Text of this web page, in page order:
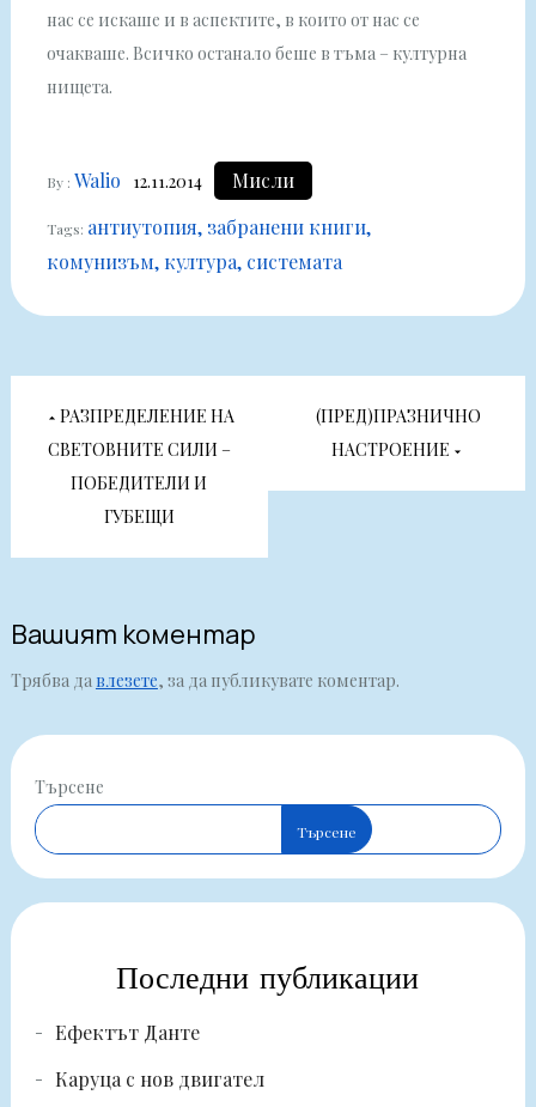
нас се искаше и в аспектите, в които от нас се
очакваше. Всичко останало беше в тъма – културна
нищета.
By : Walio 12.11.2014 Мисли
Tags: антиутопия забранени книги
комунизъм култура системата
Навигация
РАЗПРЕДЕЛЕНИЕ НА
СВЕТОВНИТЕ СИЛИ –
ПОБЕДИТЕЛИ И
ГУБЕЩИ
(ПРЕД)ПРАЗНИЧНО
НАСТРОЕНИЕ
Вашият коментар
Трябва да влезете, за да публикувате коментар.
Търсене
Търсене
Последни публикации
Ефектът Данте
Каруца с нов двигател